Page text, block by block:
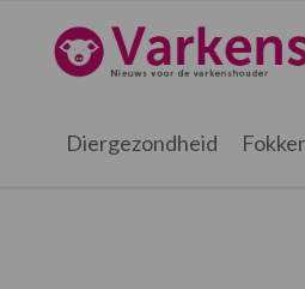
hoofdnavigatie
hoofd
eerste
voettekst
Varkensbedrijf.nl
Diergezondheid